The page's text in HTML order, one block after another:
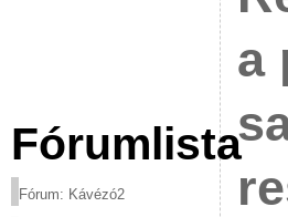
Fórumlista
Fórum: Kávézó2
a